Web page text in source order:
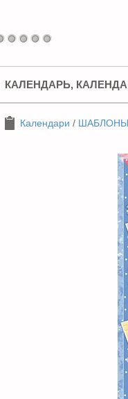
КАЛЕНДАРЬ,
Календари / ШАБЛОНЫ